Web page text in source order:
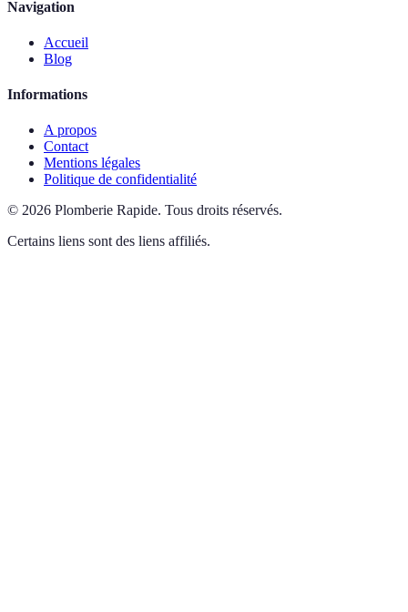
Navigation
Accueil
Blog
Informations
A propos
Contact
Mentions légales
Politique de confidentialité
© 2026 Plomberie Rapide. Tous droits réservés.
Certains liens sont des liens affiliés.